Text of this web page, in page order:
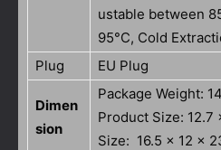
ustable between
95°C, Cold
Plug
EU Plug
Dimen
sion
Package Weight:
Product Size: 12.7
Size: 16.5 x 12 x